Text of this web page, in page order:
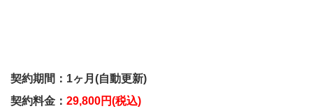
契約期間：1ヶ月(自動更新)
契約料金： 29,800円(税込)